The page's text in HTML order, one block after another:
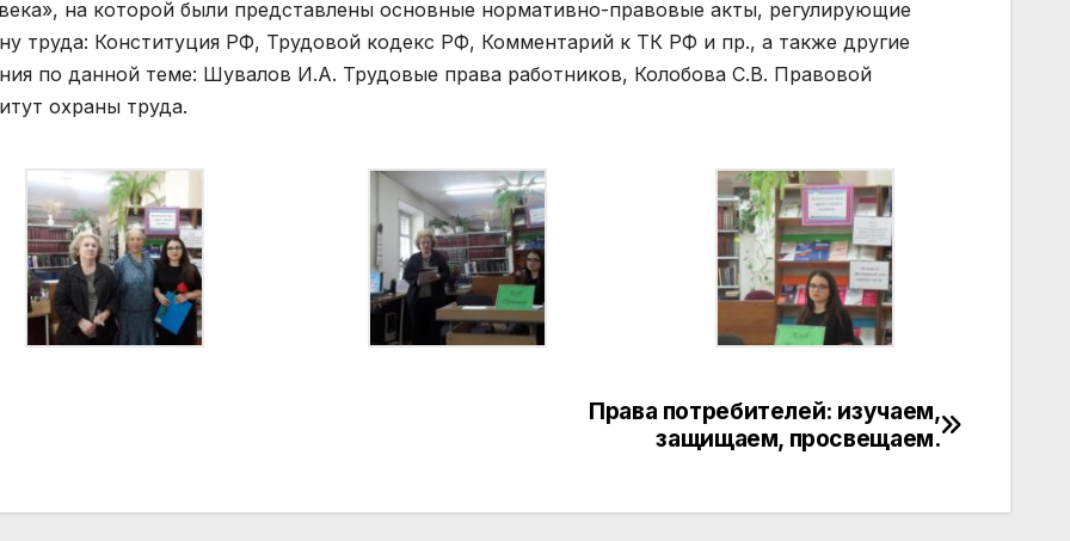
на которой были представлены основные нормативно-правовые акты, регулирующие
труда: Конституция РФ, Трудовой кодекс РФ, Комментарий к ТК РФ и пр., а также другие
по данной теме: Шувалов И.А. Трудовые права работников, Колобова С.В. Правовой
охраны труда.
Права потребителей: изучаем,
защищаем, просвещаем.